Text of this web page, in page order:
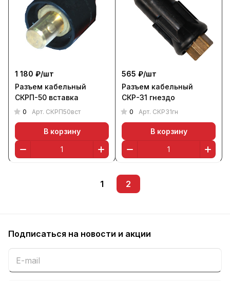
1 180 ₽/шт
Разъем кабельный
СКРП-50 вставка
0 Арт. СКРП50вст
В корзину
565 ₽/шт
Разъем кабельный
СКР-31 гнездо
0 Арт. СКР31гн
В корзину
1 2
Подписаться на новости и акции